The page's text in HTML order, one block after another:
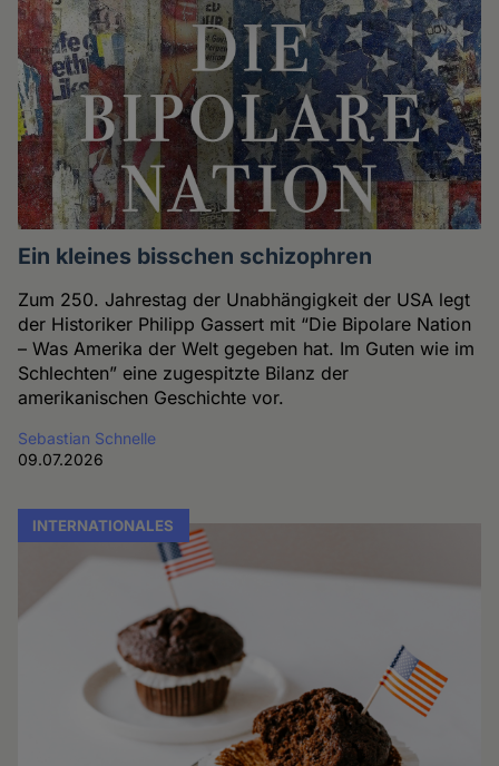
Ein kleines bisschen schizophren
Zum 250. Jahrestag der Unabhängigkeit der USA legt
der Historiker Philipp Gassert mit “Die Bipolare Nation
– Was Amerika der Welt gegeben hat. Im Guten wie im
Schlechten” eine zugespitzte Bilanz der
amerikanischen Geschichte vor.
Sebastian Schnelle
09.07.2026
INTERNATIONALES